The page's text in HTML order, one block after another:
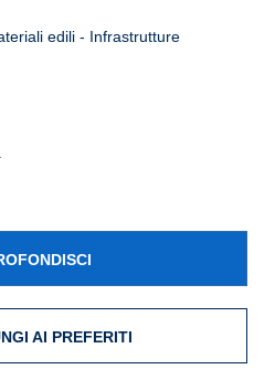
edili - Infrastrutture
AI PREFERITI